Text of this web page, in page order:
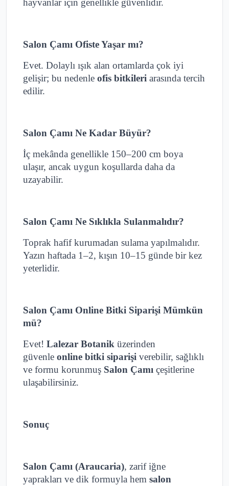
hayvanlar için genellikle güvenlidir.
Salon Çamı Ofiste Yaşar mı?
Evet. Dolaylı ışık alan ortamlarda çok iyi
gelişir; bu nedenle ofis bitkileri arasında tercih
edilir.
Salon Çamı Ne Kadar Büyür?
İç mekânda genellikle 150–200 cm boya
ulaşır, ancak uygun koşullarda daha da
uzayabilir.
Salon Çamı Ne Sıklıkla Sulanmalıdır?
Toprak hafif kurumadan sulama yapılmalıdır.
Yazın haftada 1–2, kışın 10–15 günde bir kez
yeterlidir.
Salon Çamı Online Bitki Siparişi Mümkün
mü?
Evet! Lalezar Botanik üzerinden
güvenle online bitki siparişi verebilir, sağlıklı
ve formu korunmuş Salon Çamı çeşitlerine
ulaşabilirsiniz.
Sonuç
Salon Çamı (Araucaria), zarif iğne
yaprakları ve dik formuyla hem salon